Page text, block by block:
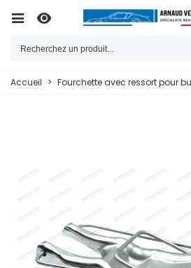
Accueil > Fourchette avec ressort pour